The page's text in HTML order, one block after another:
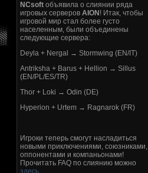
NCsoft объявила о слиянии ряда
игровых серверов AION ! Итак, чтобы
игровой мир стал более густо
населенным, были объединены
следующие сервера:
Deyla + Nergal → Stormwing (EN/IT)
Antriksha + Barus + Hellion → Sillus
(EN/PL/ES/TR)
Thor + Loki → Odin (DE)
Hyperion + Urtem → Ragnarok (FR)
Игроки теперь смогут насладиться
новыми приключениями, союзниками,
оппонентами и компаньонами!
Прочитать FAQ по слиянию можно